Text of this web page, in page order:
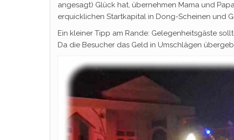
angesagt) Glück hat, übernehmen Mama und
erquicklichen Startkapital in Dong-Scheinen und
Ein kleiner Tipp am Rande: Gelegenheitsgäste
Da die Besucher das Geld in Umschlägen